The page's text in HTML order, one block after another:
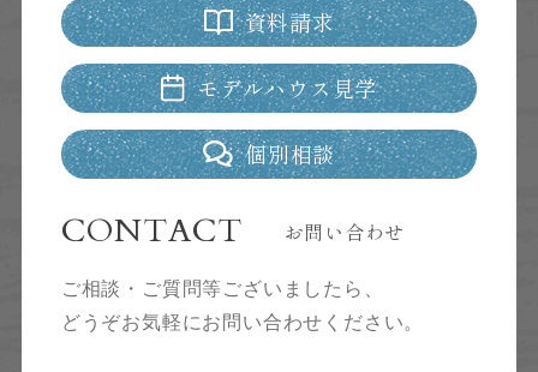
資料請求
モデルハウス見学
個別相談
CONTACT お問い合わせ
ご相談・ご質問等ございましたら、
どうぞお気軽にお問い合わせください。